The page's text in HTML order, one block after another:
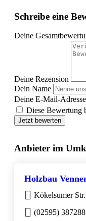
Schreibe eine
Deine
Deine Rezension
Dein Name
Deine E-Mail-Adresse
Diese Bewertung
Jetzt bewerten
Anbieter im
Holzbau
Kökelsumer
(02595) 387288